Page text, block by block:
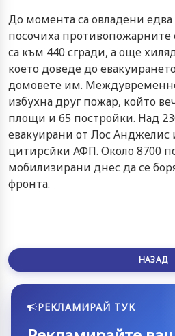
До момента са овладени едва
посочиха
са към 440 сгради, а още
което доведе до
домовете им.
избухна друг пожар, който
площи и 65 постройки. Над
евакуирани от Лос Анджелис
цитирсйки АФП. Около 8700
мобилизирани днес да се
фронта.
НАЗАД
РЕКЛАМИРАЙ ТУК